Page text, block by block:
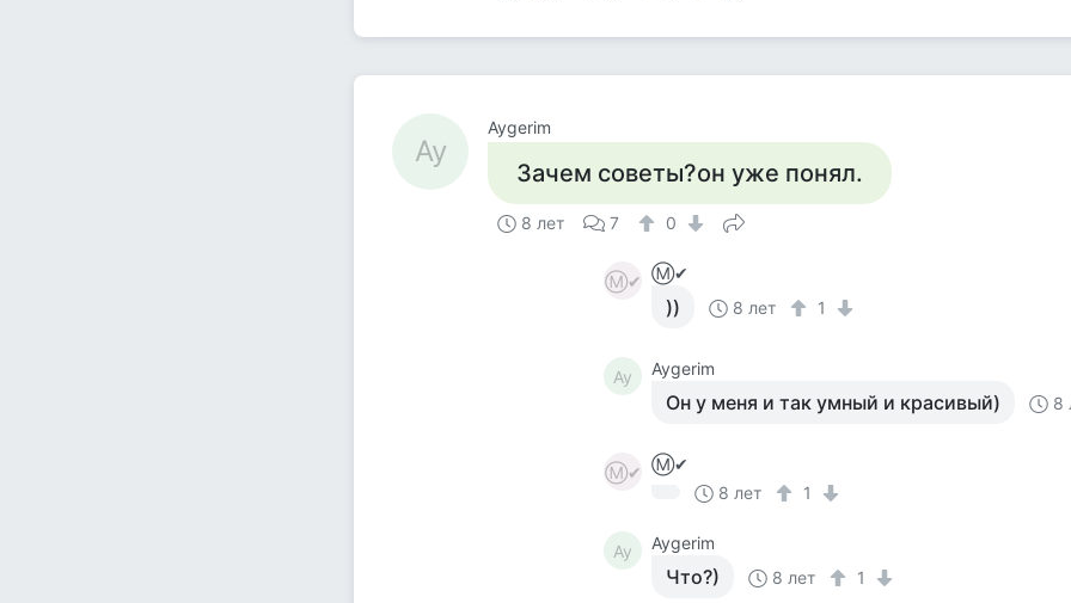
Ay
Aygerim
Зачем советы?он уже понял.
8 лет 7 0
Ⓜ✔ Ⓜ✔
)) 8 лет 1
Ay Aygerim
Он у меня и так умный и красивый) 8
Ⓜ✔
Ⓜ✔
8 лет
1
Ay Aygerim
Что?) 8 лет 1